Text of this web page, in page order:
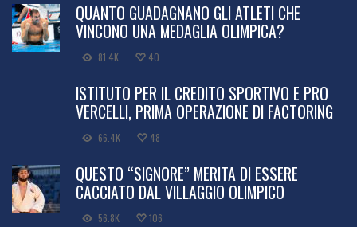
QUANTO GUADAGNANO GLI ATLETI CHE
VINCONO UNA MEDAGLIA OLIMPICA?
81.4K 40
ISTITUTO PER IL CREDITO SPORTIVO E PRO
VERCELLI, PRIMA OPERAZIONE DI FACTORING
66.4K 48
QUESTO “SIGNORE” MERITA DI ESSERE
CACCIATO DAL VILLAGGIO OLIMPICO
56.8K 106